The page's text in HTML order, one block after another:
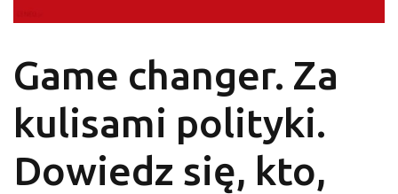
Game changer. Za
kulisami polityki.
Dowiedz się, kto,